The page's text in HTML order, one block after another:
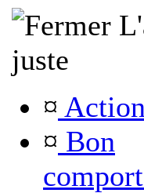
juste
¤
¤ Bon